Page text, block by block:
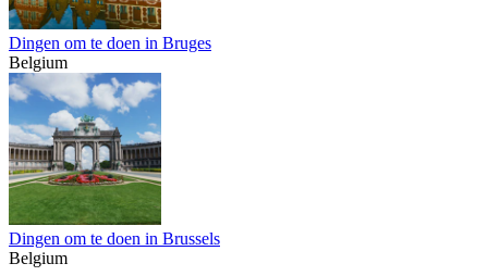
Dingen om te doen in Bruges
Belgium
Dingen om te doen in Brussels
Belgium